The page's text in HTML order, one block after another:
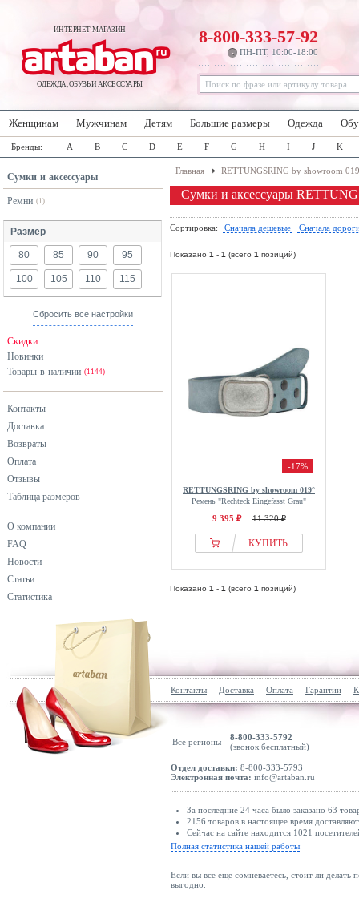
ИНТЕРНЕТ-МАГАЗИН
ОДЕЖДА, ОБУВЬ И АКСЕССУАРЫ
8-800-333-57-92
ПН-ПТ, 10:00-18:00
Женщинам Мужчинам Детям Большие размеры Одежда
Бренды: A B C D E F G H I J K
Сумки и аксессуары
Ремни (1)
Размер
80 85 90 95
100 105 110 115
Сбросить все настройки
Скидки
Новинки
Товары в наличии (1144)
Контакты
Доставка
Возвраты
Оплата
Отзывы
Таблица размеров
О компании
FAQ
Новости
Статьи
Статистика
Главная RETTUNGSRING by showroom
Сумки и аксессуары
Сортировка: Сначала дешевые Сначала
Показано 1 - 1 (всего 1 позиций)
-17%
RETTUNGSRING by showroom 019°
Ремень "Rechteck Eingefasst Grau"
9 395 ₽ 11 320 ₽
КУПИТЬ
Показано 1 - 1 (всего 1 позиций)
Контакты Доставка Оплата Гарантии
Все регионы
8-800-333-5792
(звонок бесплатный)
Отдел доставки: 8-800-333-5793
Электронная почта: info@artaban.ru
За последние 24 часа было заказано 63
2156 товаров в настоящее время
Сейчас на сайте находится 1021
Полная статистика нашей работы
Если вы все еще сомневаетесь, стоит ли делать
выгодно.